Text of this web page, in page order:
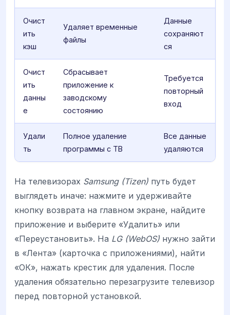
Очист
ить
кэш
Удаляет временные
файлы
Данные
сохраняют
ся
Очист
ить
данны
е
Сбрасывает
приложение к
заводскому
состоянию
Требуется
повторный
вход
Удали
ть
Полное удаление
программы с ТВ
Все данные
удаляются
На телевизорах Samsung (Tizen) путь будет
выглядеть иначе: нажмите и удерживайте
кнопку возврата на главном экране, найдите
приложение и выберите «Удалить» или
«Переустановить». На LG (WebOS) нужно зайти
в «Лента» (карточка с приложениями), найти
«ОК», нажать крестик для удаления. После
удаления обязательно перезагрузите телевизор
перед повторной установкой.